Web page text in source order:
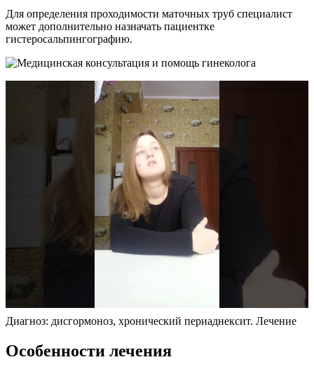
Для определения проходимости маточных труб специалист
может дополнительно назначать пациентке
гистеросальпингографию.
Диагноз: дисгормоноз, хронический периаднексит. Лечение
Особенности лечения